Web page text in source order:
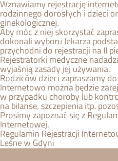
Wznawiamy rejestrację
rodzinnego dorosłych i dzieci
ginekologicznej.
Aby móc z niej skorzystać
dokonali wyboru lekarza
przychodni do rejestracji na II
Rejestratorki medyczne
wyjaśnią zasady jej używania.
Rodziców dzieci zapraszamy
Internetowo można będzie
w przypadku choroby lub
na bilanse, szczepienia itp.
Prosimy zapoznać się z
Internetowej.
Regulamin Rejestracji
Leśne w Gdyni